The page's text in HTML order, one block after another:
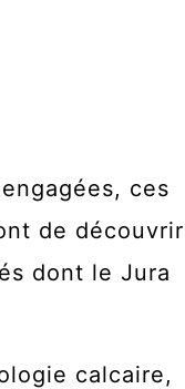
ces
de découvrir
dont le Jura
calcaire,